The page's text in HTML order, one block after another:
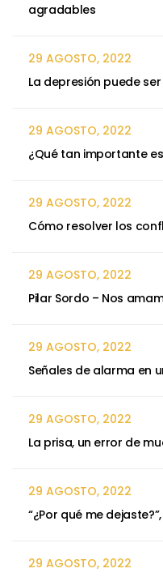
agradables
29 AGOSTO, 2022
La depresión puede
29 AGOSTO, 2022
¿Qué tan importante
29 AGOSTO, 2022
Cómo resolver los
29 AGOSTO, 2022
Pilar Sordo – Nos
29 AGOSTO, 2022
Señales de alarma en
29 AGOSTO, 2022
La prisa, un error de
29 AGOSTO, 2022
“¿Por qué me
29 AGOSTO, 2022